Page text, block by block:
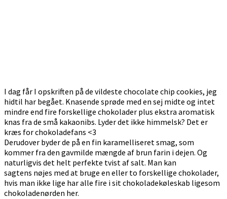
I dag får I opskriften på de vildeste chocolate chip cookies, jeg
hidtil har begået. Knasende sprøde med en sej midte og intet
mindre end fire forskellige chokolader plus ekstra aromatisk
knas fra de små kakaonibs. Lyder det ikke himmelsk? Det er
kræs for chokoladefans <3
Derudover byder de på en fin karamelliseret smag, som
kommer fra den gavmilde mængde af brun farin i dejen. Og
naturligvis det helt perfekte tvist af salt. Man kan
sagtens nøjes med at bruge en eller to forskellige chokolader,
hvis man ikke lige har alle fire i sit chokoladekøleskab ligesom
chokoladenørden her.